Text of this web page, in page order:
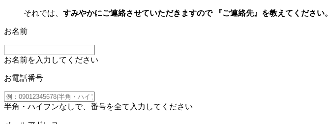
それでは、 すみやかにご連絡させていただきますので 『ご連絡先』を教えてください。
お名前
お名前を入力してください
お電話番号
半角・ハイフンなしで、番号を全て入力してください